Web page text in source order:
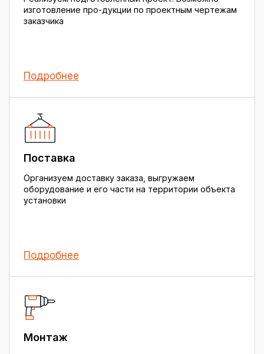
изготовление про-дукции по проектным чертежам
заказчика
Подробнее
Поставка
Организуем доставку заказа, выгружаем
оборудование и его части на территории объекта
установки
Подробнее
Монтаж